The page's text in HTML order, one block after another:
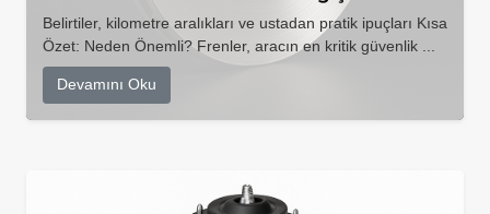
Belirtiler, kilometre aralıkları ve ustadan pratik ipuçları Kısa
Özet: Neden Önemli? Frenler, aracın en kritik güvenlik ...
Devamını Oku